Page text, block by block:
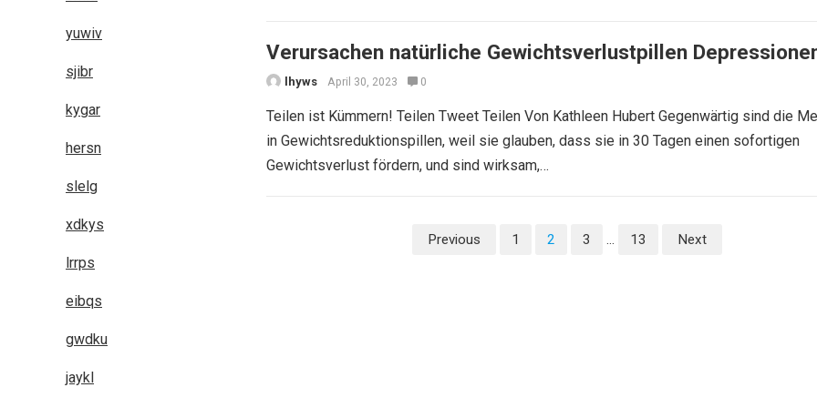
Verursachen natürliche Gewichtsverlustpillen
lhyws April 30, 2023 0
Teilen ist Kümmern! Teilen Tweet Teilen Von Kathleen Hubert Gegenwärtig sind die
in Gewichtsreduktionspillen, weil sie glauben, dass sie in 30 Tagen einen sofortigen
Gewichtsverlust fördern, und sind wirksam,…
Previous 1 2 3 … 13 Next
yuwiv
sjibr
kygar
hersn
slelg
xdkys
lrrps
eibqs
gwdku
jaykl